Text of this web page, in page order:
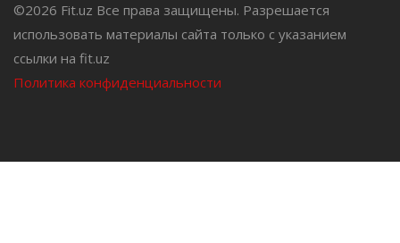
©2026 Fit.uz Все права защищены. Разрешается
использовать материалы сайта только с указанием
ссылки на fit.uz
Политика конфиденциальности